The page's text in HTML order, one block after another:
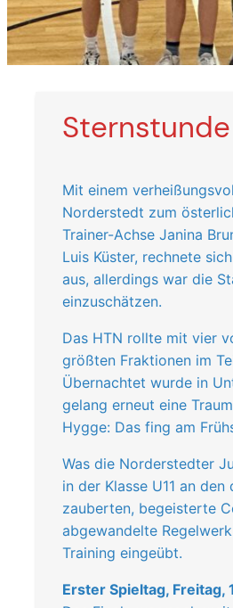
Mit einem
Norderstedt zum
Trainer-Achse Janina
Luis Küster, rechnete
aus, allerdings war die
einzuschätzen.
Das HTN rollte mit vier
größten Fraktionen im
Übernachtet wurde in
gelang erneut eine
Hygge: Das fing am
Was die Norderstedter
in der Klasse U11 an
zauberten, begeisterte
abgewandelte
Training eingeübt.
Erster Spieltag, Freitag,